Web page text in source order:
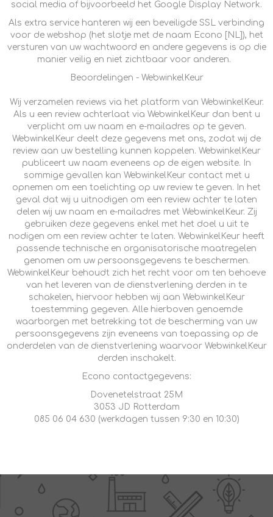
social media of bijvoorbeeld het Google Display Network.
Als extra service hanteren wij een beveiligde SSL verbinding
voor de webshop (het slotje met de naam Econo [NL]), het
versturen van uw wachtwoord en andere gegevens is op die
manier veilig en niet zichtbaar voor anderen.
Beoordelingen - WebwinkelKeur
Wij verzamelen reviews via het platform van WebwinkelKeur.
Als u een review achterlaat via WebwinkelKeur dan bent u
verplicht om uw naam en e-mailadres op te geven.
WebwinkelKeur deelt deze gegevens met ons, zodat wij de
review aan uw bestelling kunnen koppelen. WebwinkelKeur
publiceert uw naam eveneens op de eigen website. In
sommige gevallen kan WebwinkelKeur contact met u
opnemen om een toelichting op uw review te geven. In het
geval dat wij u uitnodigen om een review achter te laten
delen wij uw naam en e-mailadres met WebwinkelKeur. Zij
gebruiken deze gegevens enkel met het doel u uit te
nodigen om een review achter te laten. WebwinkelKeur heeft
passende technische en organisatorische maatregelen
genomen om uw persoonsgegevens te beschermen.
WebwinkelKeur behoudt zich het recht voor om ten behoeve
van het leveren van de dienstverlening derden in te
schakelen, hiervoor hebben wij aan WebwinkelKeur
toestemming gegeven. Alle hierboven genoemde
waarborgen met betrekking tot de bescherming van uw
persoonsgegevens zijn eveneens van toepassing op de
onderdelen van de dienstverlening waarvoor WebwinkelKeur
derden inschakelt.
Econo contactgegevens:
Dovenetelstraat 25M
3053 JD Rotterdam
085 06 04 630 (werkdagen tussen 9:30 en 10:30)